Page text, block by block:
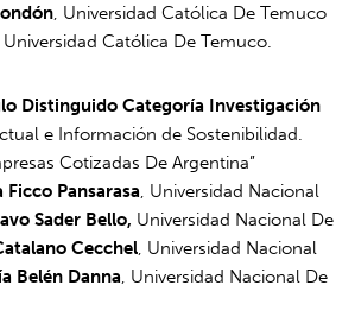
, Universidad Católica De Temuco
, Universidad Católica De Temuco.
Distinguido Categoría Investigación
e Información de Sostenibilidad.
Cotizadas De Argentina”
Ficco Pansarasa , Universidad Nacional
Sader Bello, Universidad Nacional De
Cecchel , Universidad Nacional
Belén Danna , Universidad Nacional De